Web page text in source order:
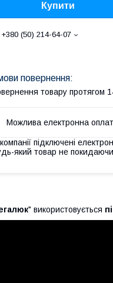
Купити
+380 (50) 214-64-07
товару протягом
підключені
який товар не
" використовується